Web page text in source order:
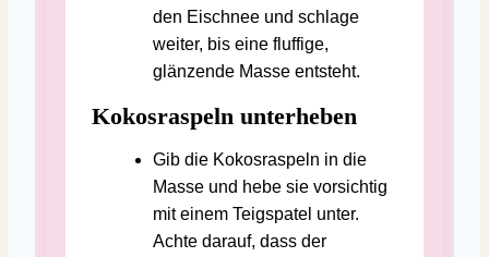
den Eischnee und schlage
weiter, bis eine fluffige,
glänzende Masse entsteht.
Kokosraspeln unterheben
Gib die Kokosraspeln in die
Masse und hebe sie vorsichtig
mit einem Teigspatel unter.
Achte darauf, dass der